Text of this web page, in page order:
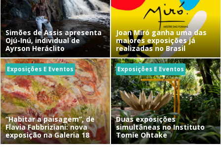
Simões de Assis apresenta
Ojú-Inú, individual de
Ayrson Heráclito
Joan Miró ganha uma das
maiores exposições já
realizadas no Brasil
Exposições E Eventos
“Habitar a paisagem”, de
Flavia Fabbriziani: nova
exposição na Galeria 18
Exposições E Eventos
Duas exposições
simultâneas no Instituto
Tomie Ohtake